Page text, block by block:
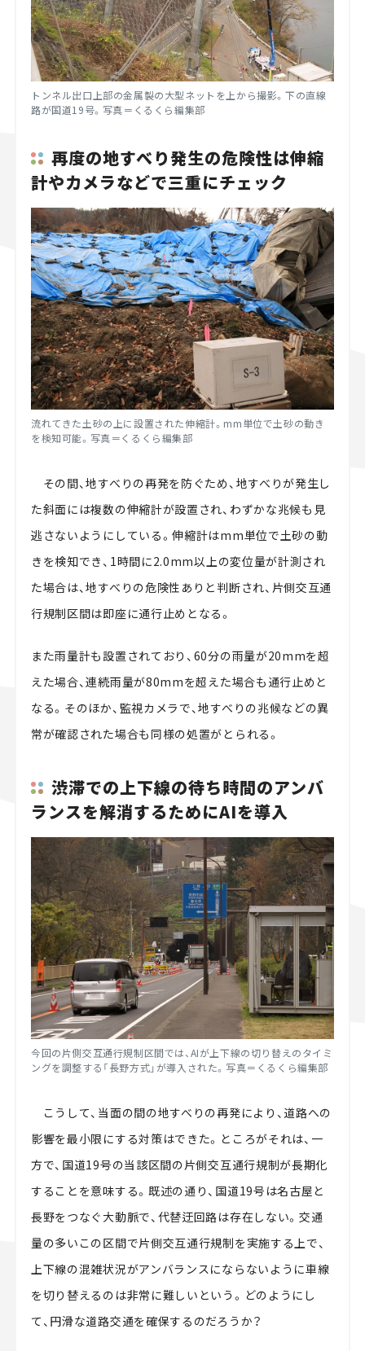
トンネル出口上部の金属製の大型ネットを上から撮影。下の直線
路が国道19号。写真＝くるくら編集部
再度の地すべり発生の危険性は伸縮
計やカメラなどで三重にチェック
流れてきた土砂の上に設置された伸縮計。mm単位で土砂の動き
を検知可能。写真＝くるくら編集部
その間、地すべりの再発を防ぐため、地すべりが発生し
た斜面には複数の伸縮計が設置され、わずかな兆候も見
逃さないようにしている。伸縮計はmm単位で土砂の動
きを検知でき、1時間に2.0mm以上の変位量が計測され
た場合は、地すべりの危険性ありと判断され、片側交互通
行規制区間は即座に通行止めとなる。
また雨量計も設置されており、60分の雨量が20mmを超
えた場合、連続雨量が80mmを超えた場合も通行止めと
なる。そのほか、監視カメラで、地すべりの兆候などの異
常が確認された場合も同様の処置がとられる。
渋滞での上下線の待ち時間のアンバ
ランスを解消するためにAIを導入
今回の片側交互通行規制区間では、AIが上下線の切り替えのタイミ
ングを調整する「長野方式」が導入された。写真＝くるくら編集部
こうして、当面の間の地すべりの再発により、道路への
影響を最小限にする対策はできた。ところがそれは、一
方で、国道19号の当該区間の片側交互通行規制が長期化
することを意味する。既述の通り、国道19号は名古屋と
長野をつなぐ大動脈で、代替迂回路は存在しない。交通
量の多いこの区間で片側交互通行規制を実施する上で、
上下線の混雑状況がアンバランスにならないように車線
を切り替えるのは非常に難しいという。どのようにし
て、円滑な道路交通を確保するのだろうか？